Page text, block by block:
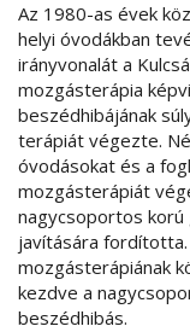
Az 1980-as évek
helyi óvodákban
irányvonalát a
mozgásterápia
beszédhibájának
terápiát végezte.
óvodásokat és a
mozgásterápiát
nagycsoportos korú
javítására
mozgásterápiának
kezdve a
beszédhibás.